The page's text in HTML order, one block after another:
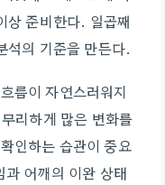
상 준비한다. 일곱째
석의 기준을 만든다.
름이 자연스러워지
리하게 많은 변화를
인하는 습관이 중요
어깨의 이완 상태